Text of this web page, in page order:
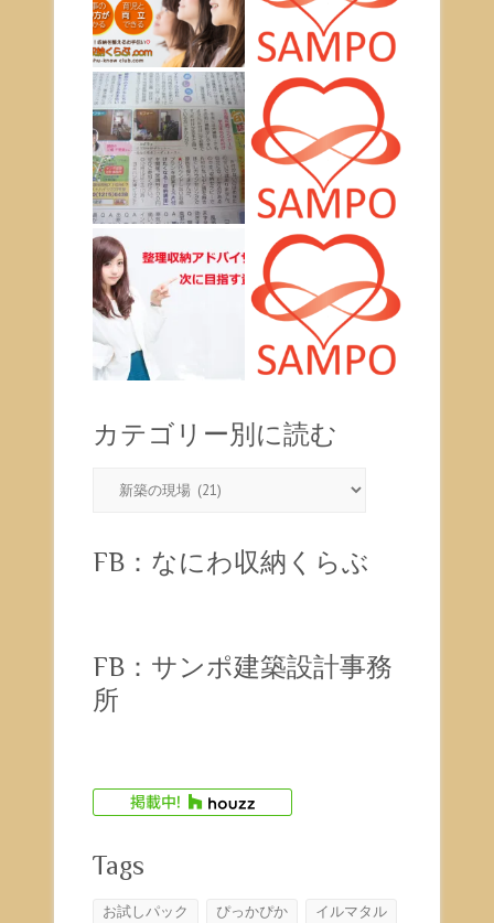
カテゴリー別に読む
ー
む
FB：なにわ収納くらぶ
FB：サンポ建築設計事務
所
Tags
お試しパック ぴっかぴか
イルマタル